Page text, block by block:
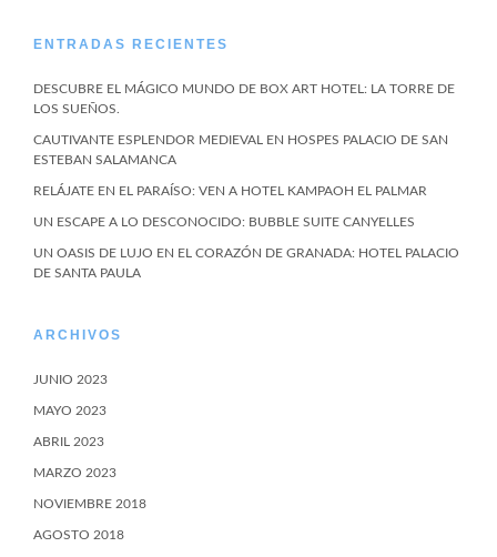
ENTRADAS RECIENTES
DESCUBRE EL MÁGICO MUNDO DE BOX ART HOTEL: LA TORRE DE
LOS SUEÑOS.
CAUTIVANTE ESPLENDOR MEDIEVAL EN HOSPES PALACIO DE SAN
ESTEBAN SALAMANCA
RELÁJATE EN EL PARAÍSO: VEN A HOTEL KAMPAOH EL PALMAR
UN ESCAPE A LO DESCONOCIDO: BUBBLE SUITE CANYELLES
UN OASIS DE LUJO EN EL CORAZÓN DE GRANADA: HOTEL PALACIO
DE SANTA PAULA
ARCHIVOS
JUNIO 2023
MAYO 2023
ABRIL 2023
MARZO 2023
NOVIEMBRE 2018
AGOSTO 2018